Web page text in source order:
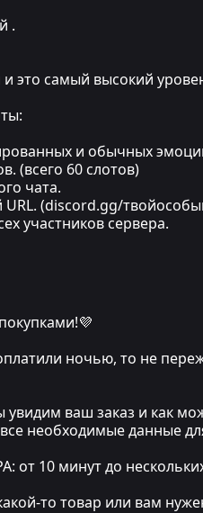
.
это самый высокий
и обычных
(всего 60 слотов)
чата.
(discord.gg/
участников сервера.
ночью, то не
увидим ваш заказ и как
необходимые данные
10 минут до нескольких
то товар или вам